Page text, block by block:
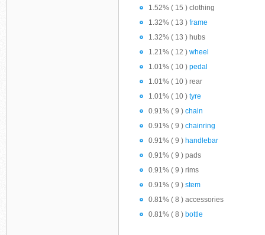
1.52% ( 15 ) clothing
1.32% ( 13 ) frame
1.32% ( 13 ) hubs
1.21% ( 12 ) wheel
1.01% ( 10 ) pedal
1.01% ( 10 ) rear
1.01% ( 10 ) tyre
0.91% ( 9 ) chain
0.91% ( 9 ) chainring
0.91% ( 9 ) handlebar
0.91% ( 9 ) pads
0.91% ( 9 ) rims
0.91% ( 9 ) stem
0.81% ( 8 ) accessories
0.81% ( 8 ) bottle